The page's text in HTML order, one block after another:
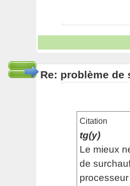
Re: problème
Citation
tg(y)
Le mieux
de